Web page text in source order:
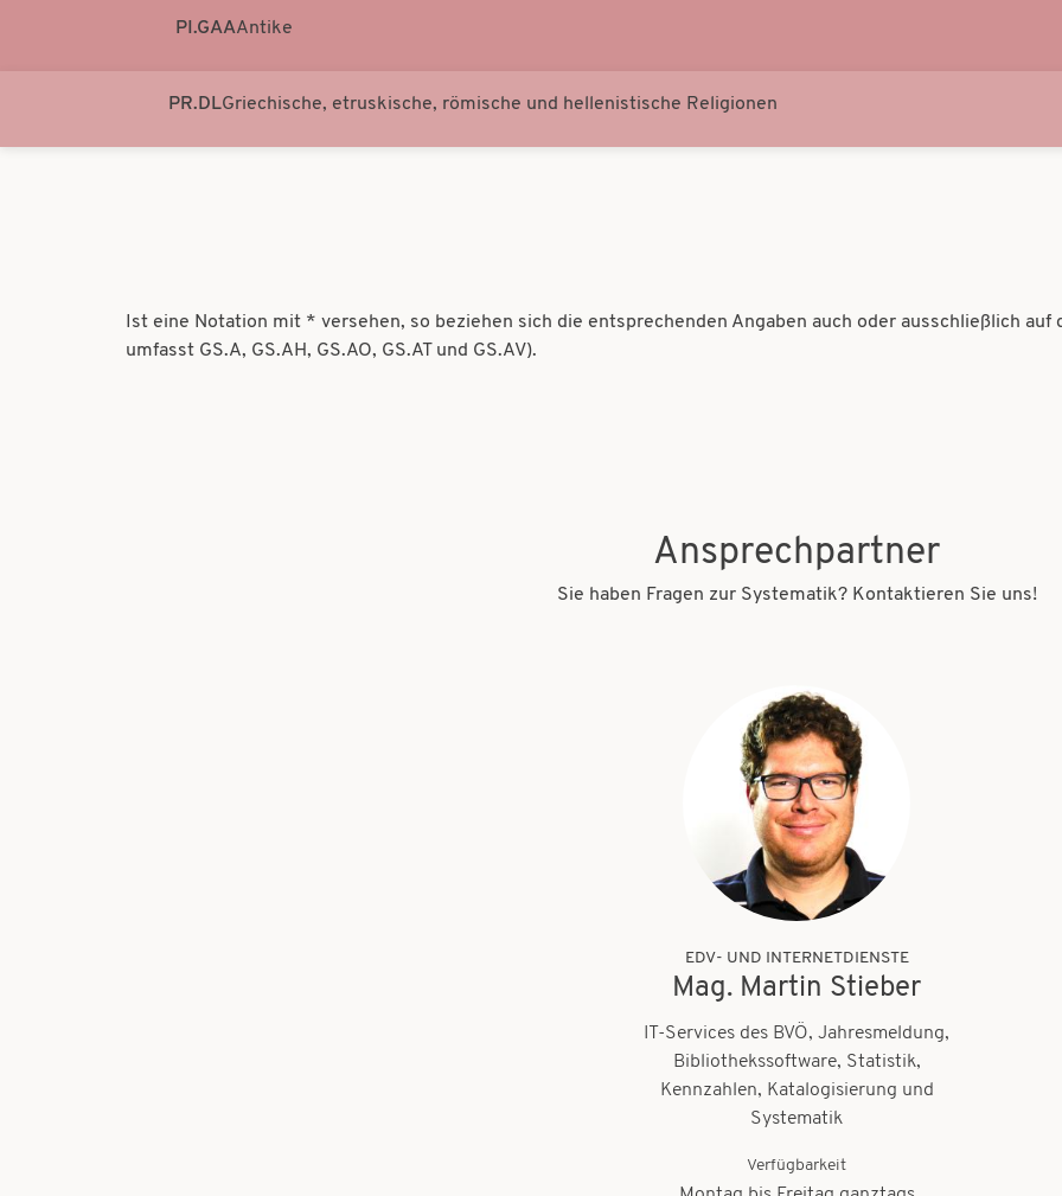
PI.GAAAntike
PR.DLGriechische, etruskische, römische und hellenistische Religionen
Ist eine Notation mit * versehen, so beziehen sich die entsprechenden Angaben auch oder ausschließlich
umfasst GS.A, GS.AH, GS.AO, GS.AT und GS.AV).
Ansprechpartner
Sie haben Fragen zur Systematik? Kontaktieren Sie uns!
EDV- UND INTERNETDIENSTE
Mag. Martin Stieber
IT-Services des BVÖ, Jahresmeldung,
Bibliothekssoftware, Statistik,
Kennzahlen, Katalogisierung und
Systematik
Verfügbarkeit